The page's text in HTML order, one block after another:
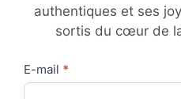
authentiques et ses
sortis du cœur de
Contact
Us
E-mail *